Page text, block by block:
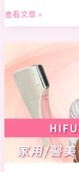
肌
查看文章 »
多
久？